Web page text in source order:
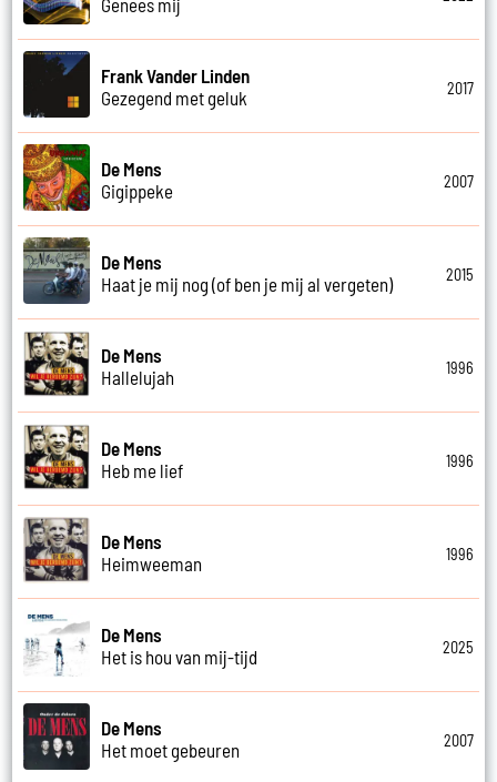
Frank Vander Linden
Gezegend met geluk
2017
De Mens
Gigippeke
2007
De Mens
Haat je mij nog (of ben je mij al vergeten)
2015
De Mens
Hallelujah
1996
De Mens
Heb me lief
1996
De Mens
Heimweeman
1996
De Mens
Het is hou van mij-tijd
2025
De Mens
Het moet gebeuren
2007